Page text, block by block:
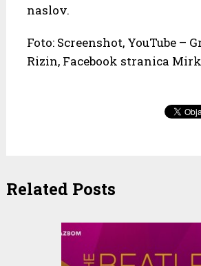
naslov.
Foto: Screenshot, YouTube –
Rizin, Facebook stranica
Related Posts